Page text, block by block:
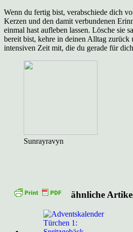
Wenn du fertig bist, verabschiede dich
Kerzen und den damit verbundenen
einmal hast aufleben lassen. Lösche sie
bereit bist, kehre in deinen Alltag zurück
intensiven Zeit mit, die du gerade für
Sunrayravyn
ähnliche